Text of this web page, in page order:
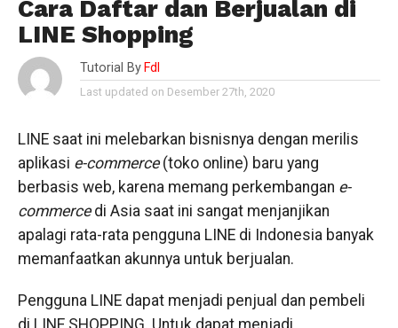
Cara Daftar dan Berjualan di
LINE Shopping
Tutorial By Fdl
Last updated on Desember 27th, 2020
LINE saat ini melebarkan bisnisnya dengan merilis
aplikasi e-commerce(toko online) baru yang
berbasis web, karena memang perkembangan e-
commercedi Asia saat ini sangat menjanjikan
apalagi rata-rata pengguna LINE di Indonesia banyak
memanfaatkan akunnya untuk berjualan.
Pengguna LINE dapat menjadi penjual dan pembeli
di LINE SHOPPING. Untuk dapat menjadi